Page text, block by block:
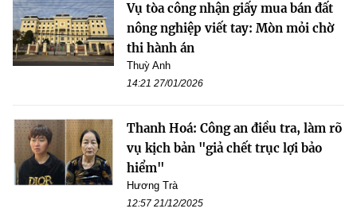
Vụ tòa công nhận giấy mua bán đất
nông nghiệp viết tay: Mòn mỏi chờ
thi hành án
Thuỳ Anh
14:21 27/01/2026
Thanh Hoá: Công an điều tra, làm rõ
vụ kịch bản "giả chết trục lợi bảo
hiểm"
Hương Trà
12:57 21/12/2025